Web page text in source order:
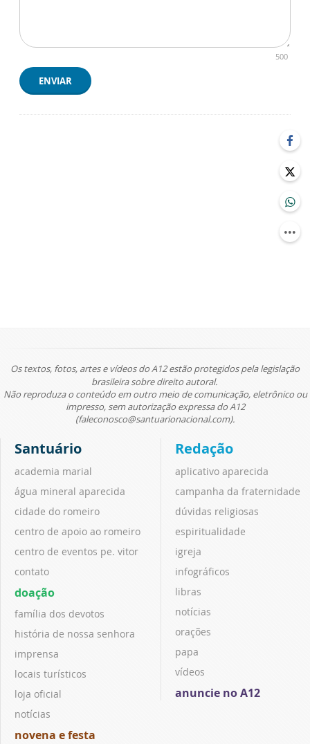
500
ENVIAR
Os textos, fotos, artes e vídeos do A12 estão protegidos pela legislação
brasileira sobre direito autoral.
Não reproduza o conteúdo em outro meio de comunicação, eletrônico ou
impresso, sem autorização expressa do A12
(faleconosco@santuarionacional.com).
Santuário
academia marial
água mineral aparecida
cidade do romeiro
centro de apoio ao romeiro
centro de eventos pe. vitor
contato
doação
família dos devotos
história de nossa senhora
imprensa
locais turísticos
loja oficial
notícias
novena e festa
Redação
aplicativo aparecida
campanha da fraternidade
dúvidas religiosas
espiritualidade
igreja
infográficos
libras
notícias
orações
papa
vídeos
anuncie no A12